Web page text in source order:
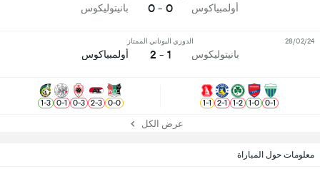
معلومات حول المباراة
أولمبياكوس 0 - 0 بانيتوليكوس
بانيتوليكوس
الدوري اليوناني الممتاز
1 - 2 أولمبياكوس
28/02/24
1
-
0
0
-
1
2
-
1
1
-
2
1
-
1
0
-
0
3
-
2
3
-
0
1
-
0
3
-
1
عرض الكل